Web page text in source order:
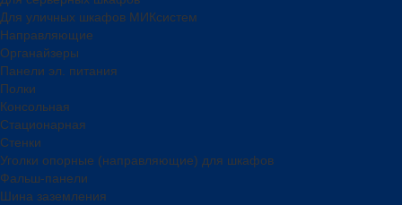
Для уличных шкафов МИКсистем
Направляющие
Органайзеры
Панели эл. питания
Полки
Консольная
Стационарная
Стенки
Уголки опорные (направляющие) для шкафов
Фальш-панели
Шина заземления